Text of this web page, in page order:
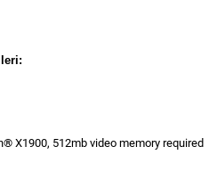
X1900, 512mb video memory required